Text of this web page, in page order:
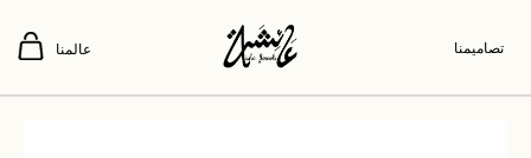
تصاميمنا عالمنا